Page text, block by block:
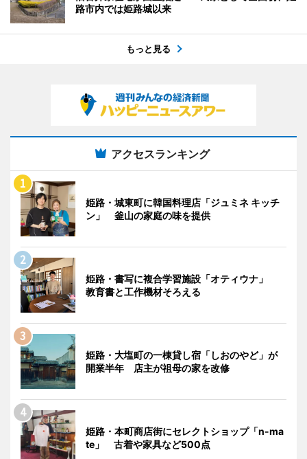
路市内では姫路城以来
もっと見る
アクセスランキング
姫路・城東町に韓国料理店「ジュミネ キッチ
ン」 釜山の家庭の味を提供
姫路・書写に複合学習施設「オティウナ」
教育書と工作機材そろえる
姫路・大塩町の一棟貸し宿「しおのやど」が
開業半年 店主が祖母の家を改修
姫路・本町商店街にセレクトショップ「n-ma
te」 古着や家具など500点